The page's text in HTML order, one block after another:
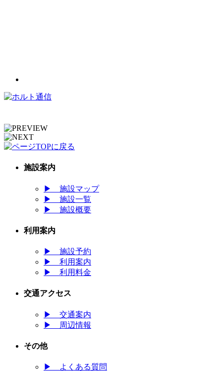
施設案内
▶ 施設マップ
▶ 施設一覧
▶ 施設概要
利用案内
▶ 施設予約
▶ 利用案内
▶ 利用料金
交通アクセス
▶ 交通案内
▶
周辺情報
その他
▶ よくある質問